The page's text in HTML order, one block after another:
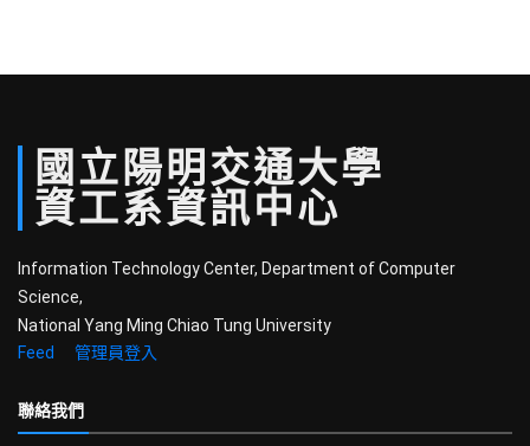
國立 陽明 交通大學
資工系資訊中心
Information Technology Center, Department of Computer
Science,
National Yang Ming Chiao Tung University
Feed
管理員登入
聯絡我們